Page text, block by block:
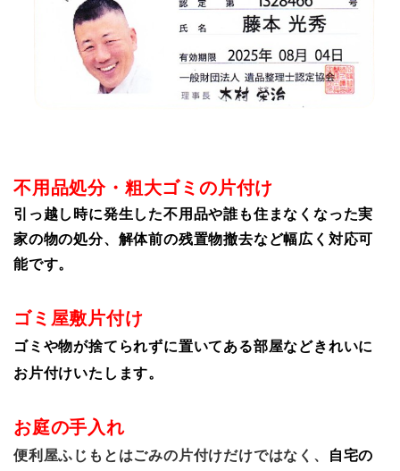
不用品処分・粗大ゴミの片付け
引っ越し時に発生した不用品や誰も住まなくなった実
家の物の処分、解体前の残置物撤去など幅広く対応可
能です。
ゴミ屋敷片付け
ゴミや物が捨てられずに置いてある部屋などきれいに
お片付けいたします。
お庭の手入れ
便利屋ふじもとはごみの片付けだけではなく、
自宅の